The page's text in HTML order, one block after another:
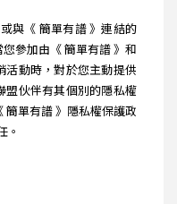
與《 簡單有譜 》連結的
參加由《 簡單有譜 》和
活動時，對於您主動提供
盟伙伴有其個別的隱私權
單有譜 》隱私權保護政
。